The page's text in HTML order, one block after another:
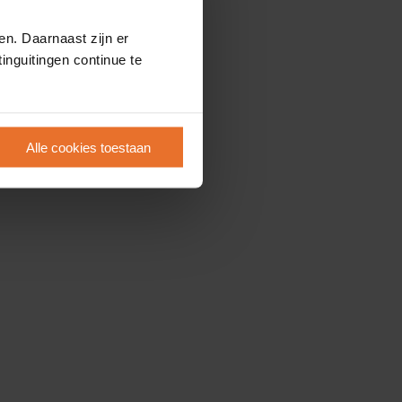
Daarnaast zijn er
continue te
Alle cookies toestaan